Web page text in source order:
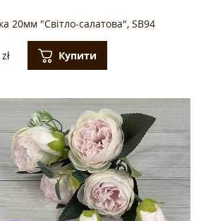
20мм "Світло-салатова", SB94
Купити